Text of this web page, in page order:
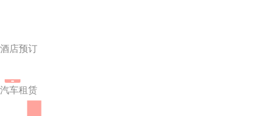
酒店预订
汽车租赁